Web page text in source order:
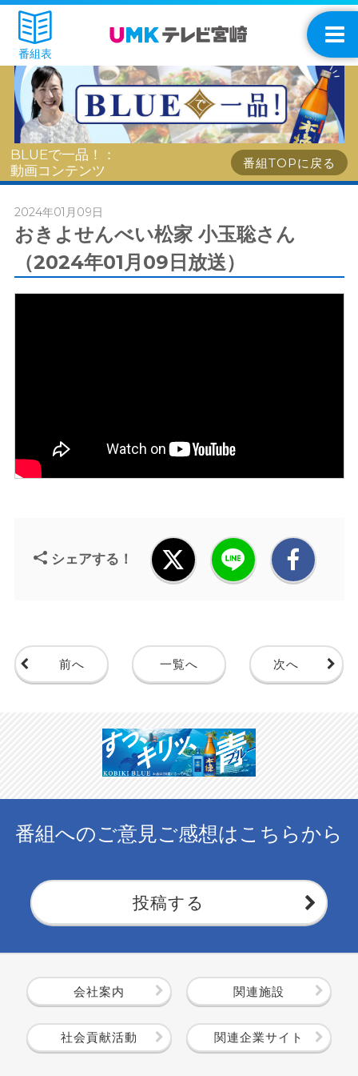
番組表
BLUEで一品！：
動画コンテンツ
番組TOPに戻る
2024年01月09日
おきよせんべい松家 小玉聡さん
（2024年01月09日放送）
シェアする！
前へ 一覧へ 次へ
番組へのご意見ご感想はこちらから
投稿する
会社案内 関連施設
社会貢献活動 関連企業サイト